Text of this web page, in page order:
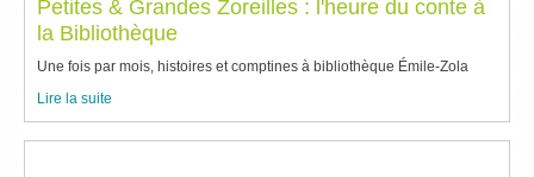
Petites & Grandes Zoreilles : l'heure du conte à
la Bibliothèque
Une fois par mois, histoires et comptines à bibliothèque Émile-Zola
Lire la suite